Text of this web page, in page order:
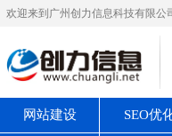
欢迎来到广州创力信息科技有限公
网站建设 SEO优